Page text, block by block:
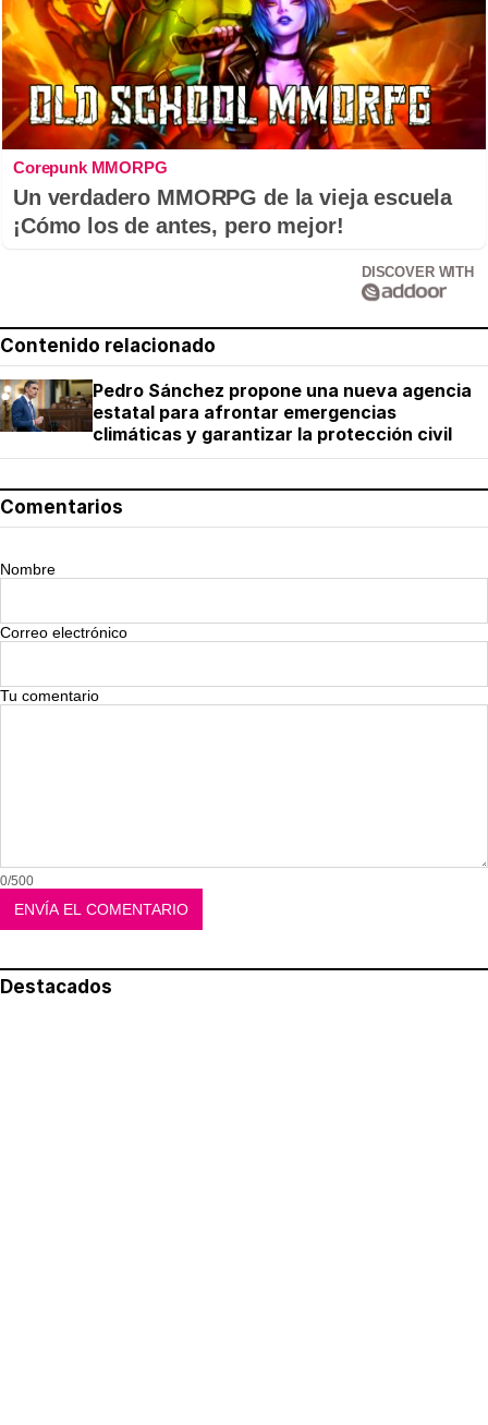
Corepunk MMORPG
Un verdadero MMORPG de la vieja escuela
¡Cómo los de antes, pero mejor!
DISCOVER WITH
Contenido relacionado
Pedro Sánchez propone una nueva agencia
estatal para afrontar emergencias
climáticas y garantizar la protección civil
Comentarios
Nombre
Correo electrónico
Tu comentario
0/500
Destacados